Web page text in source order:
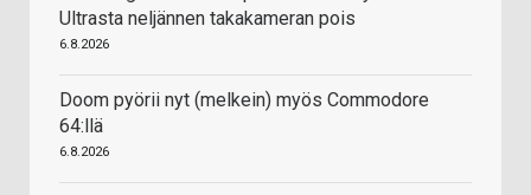
Ultrasta neljännen takakameran pois
6.8.2026
Doom pyörii nyt (melkein) myös Commodore
64:llä
6.8.2026